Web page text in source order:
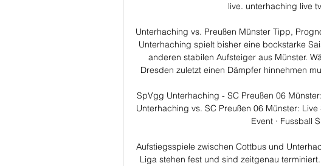
live. unterhaching live
Unterhaching vs. Preußen Münster Tipp,
Unterhaching spielt bisher eine bockstarke
anderen stabilen Aufsteiger aus Münster.
Dresden zuletzt einen Dämpfer hinnehmen
SpVgg Unterhaching - SC Preußen 06
Unterhaching vs. SC Preußen 06 Münster:
Event · Fussball
Aufstiegsspiele zwischen Cottbus und
Liga stehen fest und sind zeitgenau